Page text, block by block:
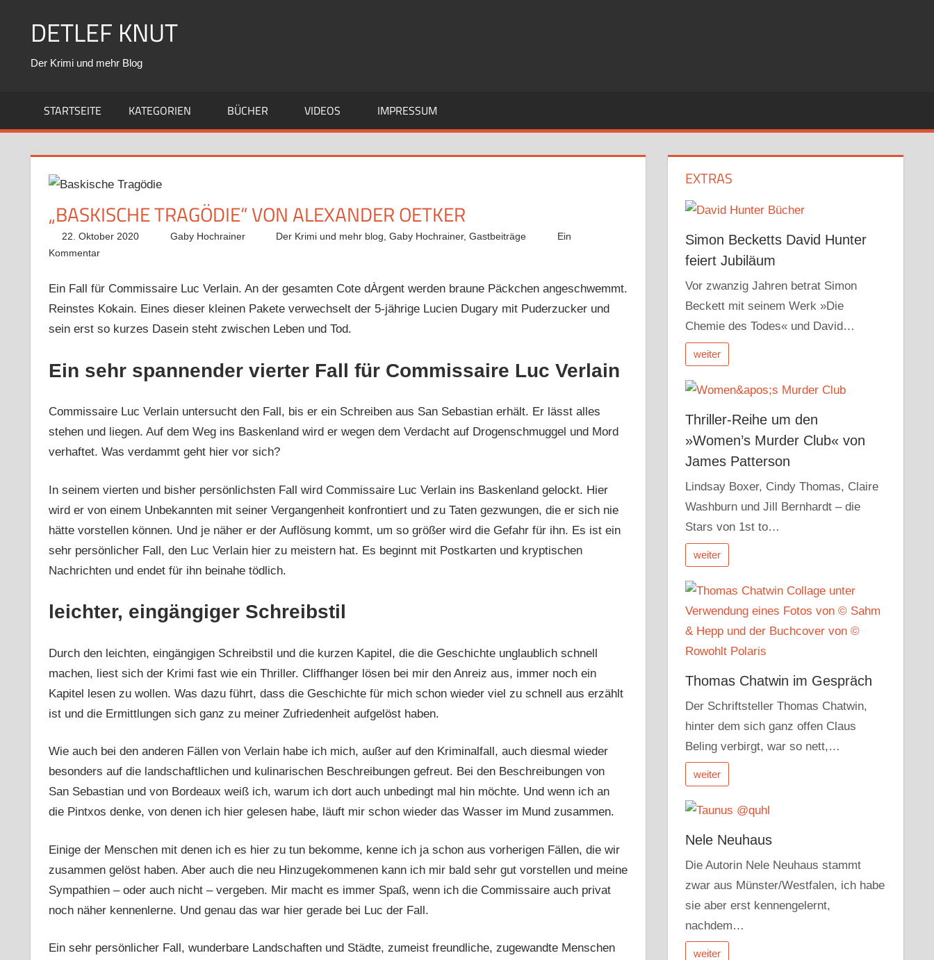
DETLEF KNUT
Der Krimi und mehr Blog
STARTSEITE KATEGORIEN BÜCHER VIDEOS IMPRESSUM
„BASKISCHE TRAGÖDIE“ VON ALEXANDER OETKER
22. Oktober 2020 Gaby Hochrainer Der Krimi und mehr blog ,Gaby Hochrainer,Gastbeiträge
Ein
Kommentar
Ein Fall für Commissaire Luc Verlain. An der gesamten Cote dÀrgent werden braune Päckchen angeschwemmt.
Reinstes Kokain. Eines dieser kleinen Pakete verwechselt der 5-jährige Lucien Dugary mit Puderzucker und
sein erst so kurzes Dasein steht zwischen Leben und Tod.
Ein sehr spannender vierter Fall für Commissaire Luc Verlain
Commissaire Luc Verlain untersucht den Fall, bis er ein Schreiben aus San Sebastian erhält. Er lässt alles
stehen und liegen. Auf dem Weg ins Baskenland wird er wegen dem Verdacht auf Drogenschmuggel und Mord
verhaftet. Was verdammt geht hier vor sich?
In seinem vierten und bisher persönlichsten Fall wird Commissaire Luc Verlain ins Baskenland gelockt. Hier
wird er von einem Unbekannten mit seiner Vergangenheit konfrontiert und zu Taten gezwungen, die er sich nie
hätte vorstellen können. Und je näher er der Auflösung kommt, um so größer wird die Gefahr für ihn. Es ist ein
sehr persönlicher Fall, den Luc Verlain hier zu meistern hat. Es beginnt mit Postkarten und kryptischen
Nachrichten und endet für ihn beinahe tödlich.
leichter, eingängiger Schreibstil
Durch den leichten, eingängigen Schreibstil und die kurzen Kapitel, die die Geschichte unglaublich schnell
machen, liest sich der Krimi fast wie ein Thriller. Cliffhanger lösen bei mir den Anreiz aus, immer noch ein
Kapitel lesen zu wollen. Was dazu führt, dass die Geschichte für mich schon wieder viel zu schnell aus erzählt
ist und die Ermittlungen sich ganz zu meiner Zufriedenheit aufgelöst haben.
Wie auch bei den anderen Fällen von Verlain habe ich mich, außer auf den Kriminalfall, auch diesmal wieder
besonders auf die landschaftlichen und kulinarischen Beschreibungen gefreut. Bei den Beschreibungen von
San Sebastian und von Bordeaux weiß ich, warum ich dort auch unbedingt mal hin möchte. Und wenn ich an
die Pintxos denke, von denen ich hier gelesen habe, läuft mir schon wieder das Wasser im Mund zusammen.
Einige der Menschen mit denen ich es hier zu tun bekomme, kenne ich ja schon aus vorherigen Fällen, die wir
zusammen gelöst haben. Aber auch die neu Hinzugekommenen kann ich mir bald sehr gut vorstellen und meine
Sympathien – oder auch nicht – vergeben. Mir macht es immer Spaß, wenn ich die Commissaire auch privat
noch näher kennenlerne. Und genau das war hier gerade bei Luc der Fall.
Ein sehr persönlicher Fall, wunderbare Landschaften und Städte, zumeist freundliche, zugewandte Menschen
EXTRAS
Simon Becketts David Hunter
feiert Jubiläum
Vor zwanzig Jahren betrat Simon
Beckett mit seinem Werk »Die
Chemie des Todes« und David…
weiter
Thriller-Reihe um den
»Women’s Murder Club« von
James Patterson
Lindsay Boxer, Cindy Thomas, Claire
Washburn und Jill Bernhardt – die
Stars von 1st to…
weiter
Thomas Chatwin im Gespräch
Der Schriftsteller Thomas Chatwin,
hinter dem sich ganz offen Claus
Beling verbirgt, war so nett,…
weiter
Nele Neuhaus
Die Autorin Nele Neuhaus stammt
zwar aus Münster/Westfalen, ich habe
sie aber erst kennengelernt,
nachdem…
weiter